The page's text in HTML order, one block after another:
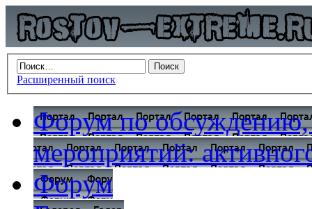
Расширенный поиск
Форум по обсуждению,
мероприятий:
Форум